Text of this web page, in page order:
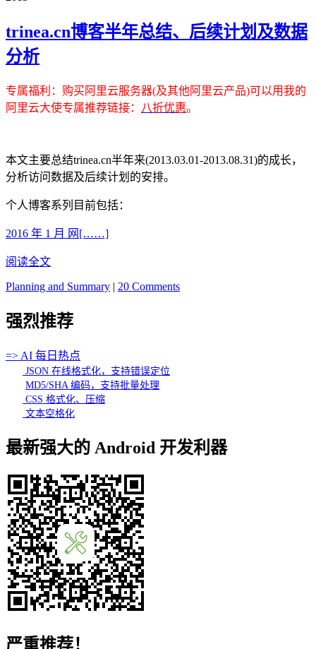
trinea.cn博客半年总结、后续计划及数据
分析
专属福利 ：购买阿里云服务器(及其他阿里云产品)可以用我的
阿里云大使专属推荐链接：
八折优惠。
本文主要总结trinea.cn半年来(2013.03.01-2013.08.31)的成长，
分析访问数据及后续计划的安排。
个人博客系列目前包括：
2016 年 1 月 网[……]
阅读全文
Planning and Summary | 20 Comments
强烈推荐
=> AI 每日热点
JSON 在线格式化，支持错误定位
MD5/SHA 编码，支持批量处理
CSS 格式化、压缩
文本空格化
最新强大的 Android 开发利器
严重推荐！